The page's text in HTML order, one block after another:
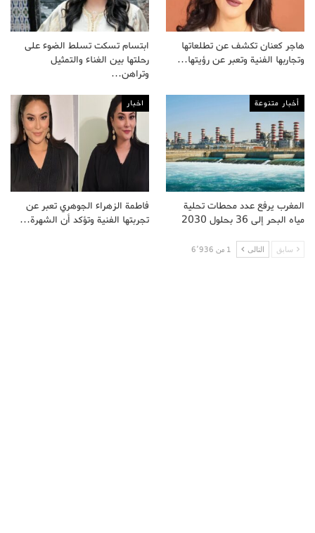
هاجر كعنان تكشف عن تطلعاتها
وتجاربها الفنية وتعبر عن رؤيتها…
ابتسام تسكت تسلط الضوء على
رحلتها بين الغناء والتمثيل
وتراهن…
أخبار متنوعة
المغرب يرفع عدد محطات تحلية
مياه البحر إلى 36 بحلول 2030
اخبار
فاطمة الزهراء الجوهري تعبر عن
تجربتها الفنية وتؤكد أن الشهرة…
سابق التالى 1 من 6٬936